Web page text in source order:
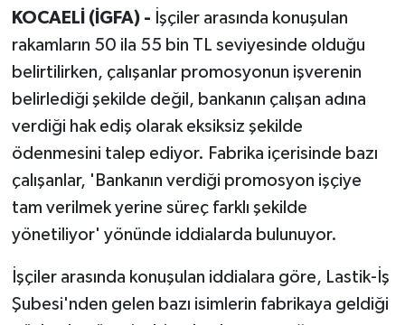
KOCAELİ (İGFA) - İşçiler arasında konuşulan
rakamların 50 ila 55 bin TL seviyesinde olduğu
belirtilirken, çalışanlar promosyonun işverenin
belirlediği şekilde değil, bankanın çalışan adına
verdiği hak ediş olarak eksiksiz şekilde
ödenmesini talep ediyor. Fabrika içerisinde bazı
çalışanlar, 'Bankanın verdiği promosyon işçiye
tam verilmek yerine süreç farklı şekilde
yönetiliyor' yönünde iddialarda bulunuyor.
İşçiler arasında konuşulan iddialara göre, Lastik-İş
Şubesi'nden gelen bazı isimlerin fabrikaya geldiği